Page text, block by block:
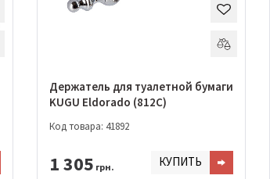
Держатель для туалетной бумаги
KUGU Eldorado (812C)
Код товара: 41892
1 305 грн. КУПИТЬ